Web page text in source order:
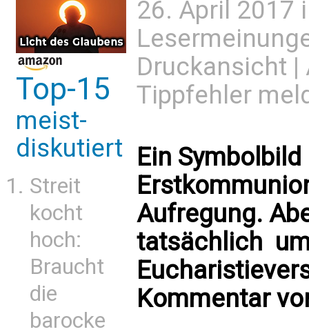
Top-15
meist-
diskutiert
Streit
kocht
hoch:
Braucht
die
barocke
26. April 2017
Druckansicht |
Tippfehler
Ein
Aufregung.
tatsächlich 
Kommentar